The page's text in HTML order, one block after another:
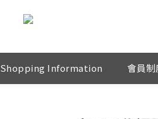
Shopping Information 會員制